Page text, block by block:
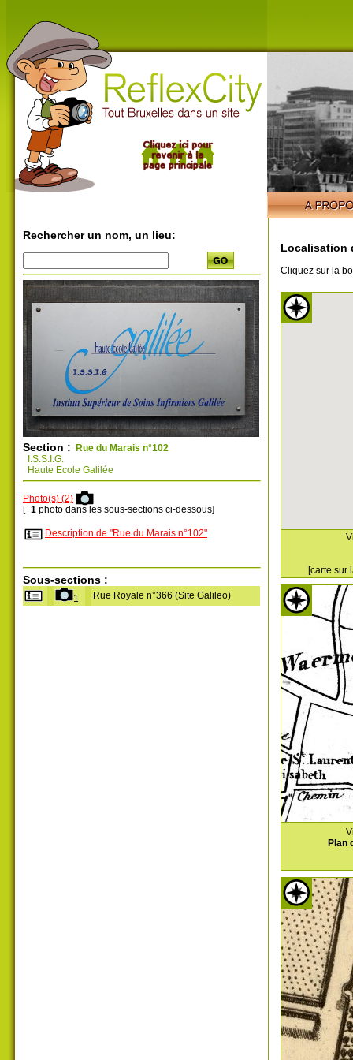
Rechercher un nom, un lieu:
Section : Rue du Marais n°102
I.S.S.I.G.
Haute Ecole Galilée
Photo(s) (2)
[+1 photo dans les sous-sections ci-dessous]
Description de "Rue du Marais n°102"
Sous-sections :
1 Rue Royale n°366 (Site Galileo)
Localisation
Cliquez sur la
[carte sur
Plan